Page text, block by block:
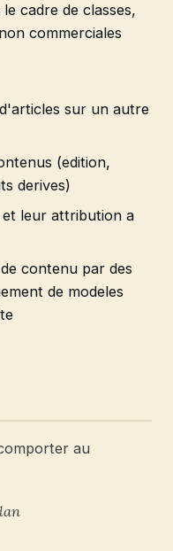
cadre de classes,
commerciales
sur un autre
(edition,
derives)
et leur attribution a
contenu par des
de modeles
au